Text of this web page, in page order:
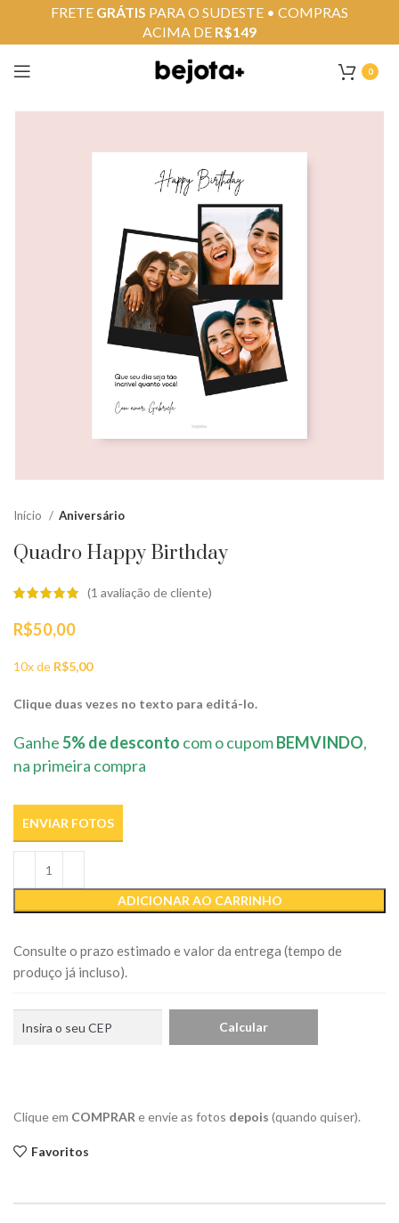
0
Início Aniversário
Quadro Happy Birthday
(1 avaliação de cliente)
R$50,00
10x de R$5,00
Clique duas vezes no texto para editá-lo.
Ganhe5% de desconto com o cupomBEMVINDO,
na primeira compra
ENVIAR FOTOS
ADICIONAR AO CARRINHO
Consulte o prazo estimado e valor da entrega (tempo de
produço já incluso).
Clique em COMPRARe envie as fotos depois (quando quiser).
Favoritos
FRETE GRÁTIS PARA O SUDESTE • COMPRAS
ACIMA DE R$149